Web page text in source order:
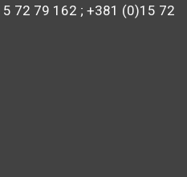
72 79 162 ; +381 (0)15 72